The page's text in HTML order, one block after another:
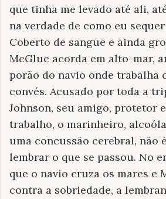
que tinha me levado até ali,
na verdade de como eu sequer
Coberto de sangue e ainda
McGlue acorda em alto-mar,
porão do navio onde trabalha
convés. Acusado por toda a
Johnson, seu amigo, protetor
trabalho, o marinheiro,
uma concussão cerebral, não
lembrar o que se passou. No
que o navio cruza os mares e
contra a sobriedade, a